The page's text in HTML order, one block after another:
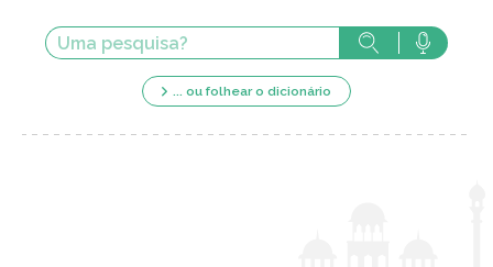
... ou folhear o dicionário